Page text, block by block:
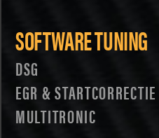
SOFTWARE TUNING
DSG
EGR & STARTCORRECTIE
MULTITRONIC